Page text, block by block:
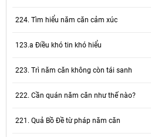
224. Tìm hiểu năm căn cảm xúc
123.a Điều khó tin khó hiểu
223. Trì năm căn không còn tái sanh
222. Cần quán năm căn như thế nào?
221. Quả Bồ Đề từ pháp năm căn